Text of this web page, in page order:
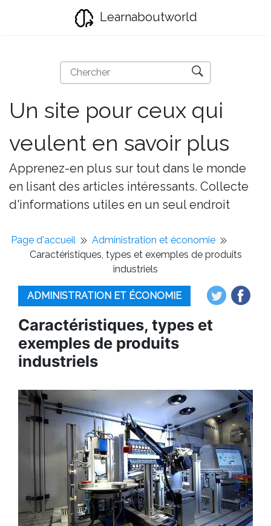
Learnaboutworld
Un site pour ceux qui
veulent en savoir plus
Apprenez-en plus sur tout dans le monde
en lisant des articles intéressants. Collecte
d'informations utiles en un seul endroit
Page d'accueil
Administration et économie
Caractéristiques, types et exemples de produits
industriels
ADMINISTRATION ET ÉCONOMIE
Caractéristiques, types et
exemples de produits
industriels